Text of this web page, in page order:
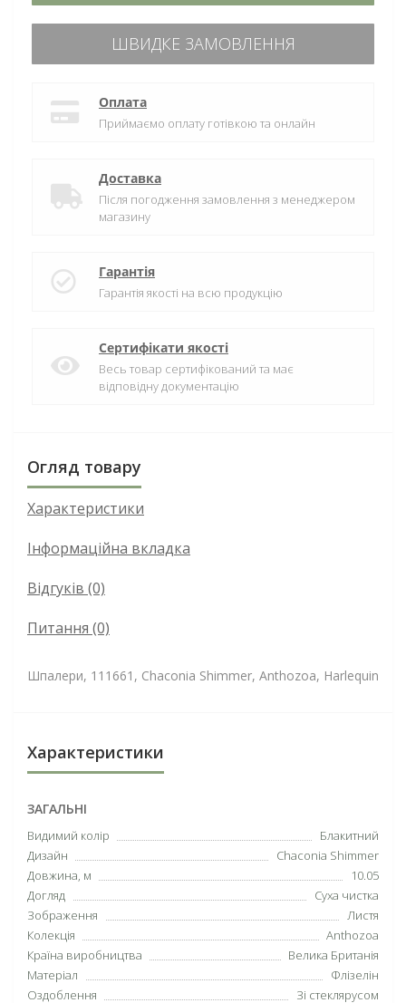
ШВИДКЕ ЗАМОВЛЕННЯ
Оплата
Приймаємо оплату готівкою та онлайн
Доставка
Після погодження замовлення з менеджером
магазину
Гарантія
Гарантія якості на всю продукцію
Сертифікати якості
Весь товар сертифікований та має
відповідну документацію
Огляд товару
Характеристики
Інформаційна вкладка
Відгуків (0)
Питання (0)
Шпалери, 111661, Chaconia Shimmer, Anthozoa, Harlequin
Характеристики
ЗАГАЛЬНІ
Видимий колір
Блакитний
Дизайн
Chaconia Shimmer
Довжина, м
10.05
Догляд
Суха чистка
Зображення
Листя
Колекція
Anthozoa
Країна виробництва
Велика Британія
Матеріал
Флізелін
Оздоблення
Зі стеклярусом